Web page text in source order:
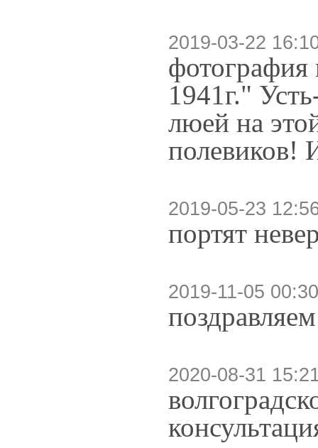
2019-03-22
1941г."
люей на
полевиков!
2019-05-23
портят
2019-11-05
2020-08-31